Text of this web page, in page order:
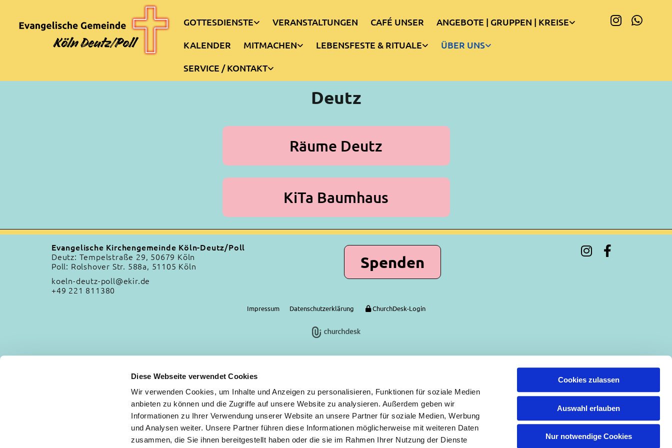
Diese Webseite verwendet Cookies
Wir verwenden Cookies, um Inhalte und Anzeigen zu personalisieren, Funktionen für soziale Medien
anbieten zu können und die Zugriffe auf unsere Website zu analysieren. Außerdem geben wir
Informationen zu Ihrer Verwendung unserer Website an unsere Partner für soziale Medien, Werbung
und Analysen weiter. Unsere Partner führen diese Informationen möglicherweise mit weiteren Daten
zusammen, die Sie ihnen bereitgestellt haben oder die sie im Rahmen Ihrer Nutzung der Dienste
Cookies zulassen
Auswahl erlauben
Nur notwendige Cookies
GOTTESDIENSTE VERANSTALTUNGEN CAFÉ UNSER
ANGEBOTE | GRUPPEN | KREISE
KALENDER
MITMACHEN LEBENSFESTE & RITUALE
ÜBER UNS
SERVICE / KONTAKT
Deutz
Räume Deutz
KiTa Baumhaus
Evangelische Kirchengemeinde Köln-Deutz/Poll
Deutz: Tempelstraße 29, 50679 Köln
Poll: Rolshover Str. 588a, 51105 Köln
koeln-deutz-poll@ekir.de
+49 221 811380
Spenden
Impressum Datenschutzerklärung ChurchDesk-Login